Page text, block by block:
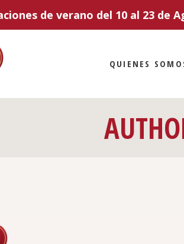
de verano del 10 al 23
QUIENES